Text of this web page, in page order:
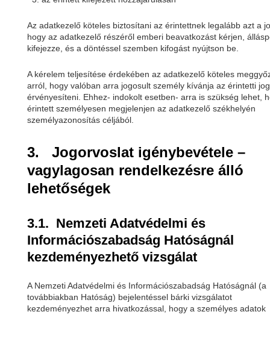
Az adatkezelő köteles biztosítani az érintettnek legalább azt a
hogy az adatkezelő részéről emberi beavatkozást kérjen,
kifejezze, és a döntéssel szemben kifogást nyújtson be.
A kérelem teljesítése érdekében az adatkezelő köteles
arról, hogy valóban arra jogosult személy kívánja az érintetti
érvényesíteni. Ehhez- indokolt esetben- arra is szükség lehet,
érintett személyesen megjelenjen az adatkezelő székhelyén
személyazonosítás céljából.
3. Jogorvoslat igénybevétele –
vagylagosan rendelkezésre álló
lehetőségek
3.1. Nemzeti Adatvédelmi és
Információszabadság Hatóságnál
kezdeményezhető vizsgálat
A Nemzeti Adatvédelmi és Információszabadság Hatóságnál (a
továbbiakban Hatóság) bejelentéssel bárki vizsgálatot
kezdeményezhet arra hivatkozással, hogy a személyes adatok